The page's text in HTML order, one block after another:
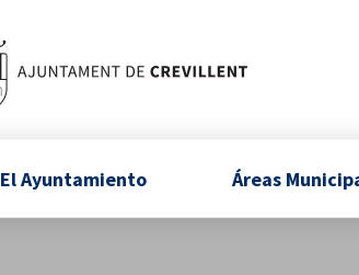
El Ayuntamiento Áreas